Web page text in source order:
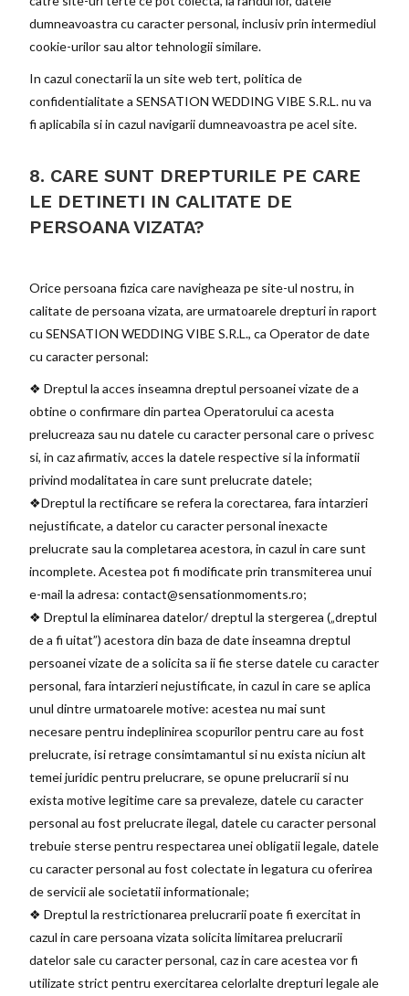
dumneavoastra cu caracter personal, inclusiv prin intermediul
cookie-urilor sau altor tehnologii similare.
In cazul conectarii la un site web tert, politica de
confidentialitate a SENSATION WEDDING VIBE S.R.L. nu va
fi aplicabila si in cazul navigarii dumneavoastra pe acel site.
8. CARE SUNT DREPTURILE PE CARE
LE DETINETI IN CALITATE DE
PERSOANA VIZATA?
Orice persoana fizica care navigheaza pe site-ul nostru, in
calitate de persoana vizata, are urmatoarele drepturi in raport
cu SENSATION WEDDING VIBE S.R.L., ca Operator de date
cu caracter personal:
❖ Dreptul la acces inseamna dreptul persoanei vizate de a
obtine o confirmare din partea Operatorului ca acesta
prelucreaza sau nu datele cu caracter personal care o privesc
si, in caz afirmativ, acces la datele respective si la informatii
privind modalitatea in care sunt prelucrate datele;
❖Dreptul la rectificare se refera la corectarea, fara intarzieri
nejustificate, a datelor cu caracter personal inexacte
prelucrate sau la completarea acestora, in cazul in care sunt
incomplete. Acestea pot fi modificate prin transmiterea unui
e-mail la adresa: contact@sensationmoments.ro;
❖ Dreptul la eliminarea datelor/ dreptul la stergerea („dreptul
de a fi uitat”) acestora din baza de date inseamna dreptul
persoanei vizate de a solicita sa ii fie sterse datele cu caracter
personal, fara intarzieri nejustificate, in cazul in care se aplica
unul dintre urmatoarele motive: acestea nu mai sunt
necesare pentru indeplinirea scopurilor pentru care au fost
prelucrate, isi retrage consimtamantul si nu exista niciun alt
temei juridic pentru prelucrare, se opune prelucrarii si nu
exista motive legitime care sa prevaleze, datele cu caracter
personal au fost prelucrate ilegal, datele cu caracter personal
trebuie sterse pentru respectarea unei obligatii legale, datele
cu caracter personal au fost colectate in legatura cu oferirea
de servicii ale societatii informationale;
❖ Dreptul la restrictionarea prelucrarii poate fi exercitat in
cazul in care persoana vizata solicita limitarea prelucrarii
datelor sale cu caracter personal, caz in care acestea vor fi
utilizate strict pentru exercitarea celorlalte drepturi legale ale